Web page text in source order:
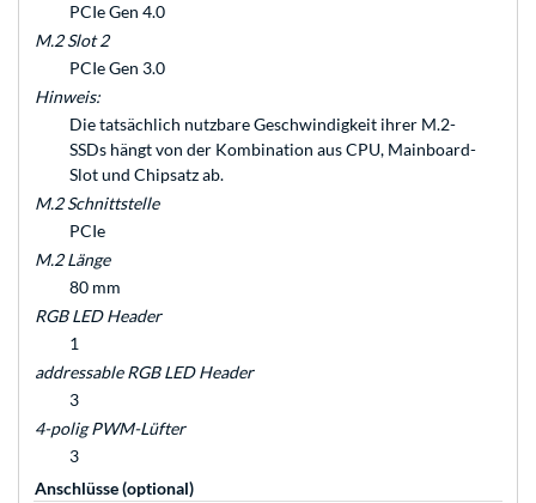
PCIe Gen 4.0
M.2 Slot 2
PCIe Gen 3.0
Hinweis:
Die tatsächlich nutzbare Geschwindigkeit ihrer M.2-
SSDs hängt von der Kombination aus CPU, Mainboard-
Slot und Chipsatz ab.
M.2 Schnittstelle
PCIe
M.2 Länge
80 mm
RGB LED Header
1
addressable RGB LED Header
3
4-polig PWM-Lüfter
3
Anschlüsse (optional)